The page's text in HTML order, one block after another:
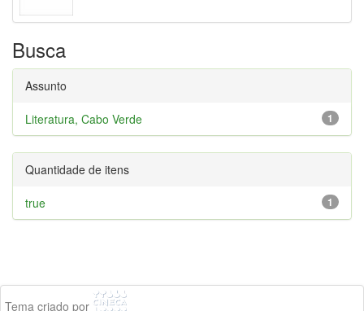
Busca
Assunto
1
Literatura, Cabo Verde
Quantidade de itens
1
true
Tema criado por